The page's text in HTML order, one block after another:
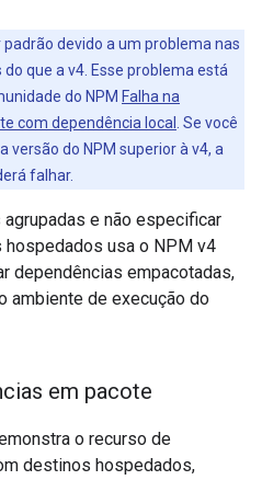
padrão devido a um problema nas
que a v4. Esse problema está
do NPM Falha na
com dependência local
. Se você
versão do NPM superior à v4, a
falhar.
e não especificar
usa o NPM v4
dependências empacotadas,
ambiente de execução do
em pacote
o recurso de
destinos hospedados,